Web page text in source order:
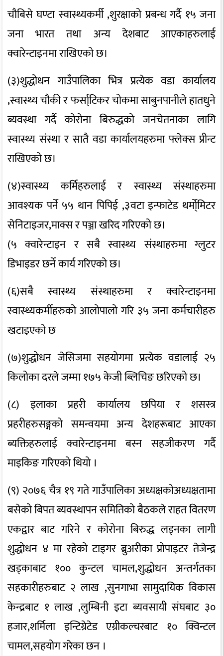
चौबिसे घण्टा स्वास्थ्यकर्मी ,शुरक्षाको प्रबन्ध गर्दै १५ जना
जना भारत तथा अन्य देशबाट आएकाहरुलाई
क्वारेन्टाइनमा राखिएको छ।
(३)शुद्धोधन गाउँपालिका भित्र प्रत्येक वडा कार्यालय
,स्वास्थ्य चौकी र फर्सा्टिकर चोकमा साबुनपानीले हातधुने
ब्यवस्था गर्दै कोरोना बिरुद्धको जनचेतनाका लागि
स्वास्थ्य संस्था र सातै वडा कार्यालयहरुमा फ्लेक्स प्रीन्ट
राखिएको छ।
(४)स्वास्थ्य कर्मिहरुलाई र स्वास्थ्य संस्थाहरुमा
आवश्यक पर्ने ५५ थान पिपिई ,३वटा इन्फाटेड थर्मो्मिटर
सेनिटाइजर,माक्स र पञ्जा खरिद गरिएको छ।
(५ क्वारेन्टाइन र सबै स्वास्थ्य संस्थाहरुमा ग्लुटर
डिभाइडर छर्ने कार्य गरिएको छ।
(६)सबै स्वास्थ्य संस्थाहरुमा र क्वारेन्टाइनमा
स्वास्थ्यकर्मीहरुको आलोपालो गरि ३५ जना कर्मचारीहरु
खटाइएको छ
(७)शुद्धोधन जेसिजमा सहयोगमा प्रत्येक वडालाई २५
किलोका दरले जम्मा १७५ केजी ब्लिचिङ छरिएको छ।
(८) इलाका प्रहरी कार्यालय छपिया र शसस्त्र
प्रहरीहरुसङ्गको समन्वयमा अन्य देशहरूबाट आएका
ब्यक्तिहरुलाई क्वारेन्टाइनमा बस्न सहजीकरण गर्दै
माइकिङ गरिएको थियो ।
(९) २०७६ चैत्र १९ गते गाउँपालिका अध्यक्षकोअध्यक्षतामा
बसेको बिपत ब्यवस्थापन समितिको बैठकले राहत वितरण
एकद्वार बाट गरिने र कोरोना बिरुद्ध लड्नका लागी
शुद्धोधन ४ मा रहेको टाइगर ब्रुअरीका प्रोपाइटर तेजेन्द्र
खड्काबाट १०० कुन्टल चामल,शुद्धोधन अन्तर्गतका
सहकारीहरुबाट २ लाख ,सुनगाभा सामुदायिक विकास
केन्द्रबाट १ लाख ,लुम्बिनी इटा ब्यवसायी संघबाट ३०
हजार,शर्मिला इन्टिग्रेटेड एग्रीकल्चरबाट १० क्विन्टल
चामल,सहयोग गरेका छन ।